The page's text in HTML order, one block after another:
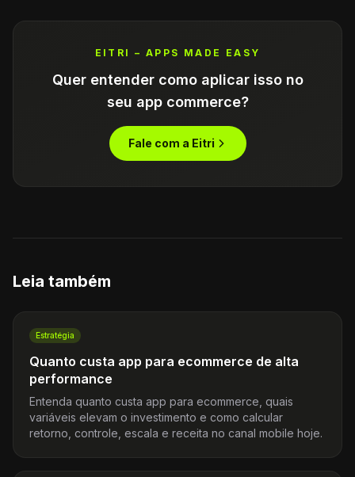
EITRI – APPS MADE EASY
Quer entender como aplicar isso no
seu app commerce?
Fale com a Eitri
Leia também
Estratégia
Quanto custa app para ecommerce de alta
performance
Entenda quanto custa app para ecommerce, quais
variáveis elevam o investimento e como calcular
retorno, controle, escala e receita no canal mobile hoje.